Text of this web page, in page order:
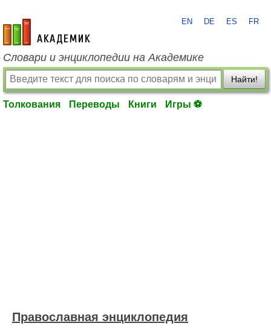
academic.ru
EN DE ES FR
Словари и энциклопедии на Академике
Найти!
Толкования Переводы Книги Игры ⚽
Православная энциклопедия